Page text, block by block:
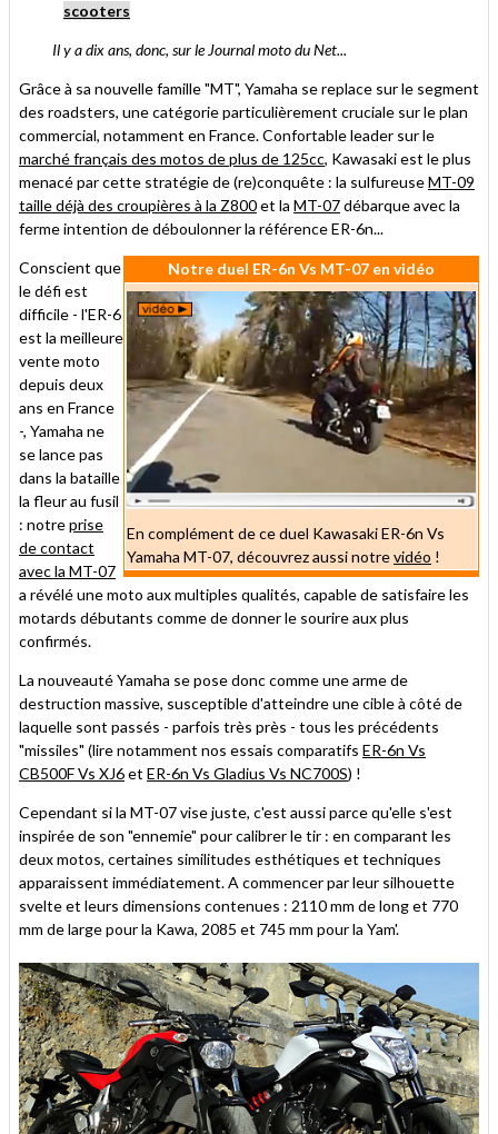
scooters
Il y a dix ans, donc, sur le Journal moto du Net...
Grâce à sa nouvelle famille "MT", Yamaha se replace sur le segment
des roadsters, une catégorie particulièrement cruciale sur le plan
commercial, notamment en France. Confortable leader sur le
marché français des motos de plus de 125cc, Kawasaki est le plus
menacé par cette stratégie de (re)conquête : la sulfureuseMT-09
taille déjà des croupières à la Z800et la MT-07débarque avec la
ferme intention de déboulonner la référence ER-6n...
Notre duel ER-6n Vs MT-07 en vidéo
En complément de ce duel Kawasaki ER-6n Vs
Yamaha MT-07, découvrez aussi notrevidéo !
Conscient que
le défi est
difficile - l'ER-6
est la meilleure
vente moto
depuis deux
ans en France
-, Yamaha ne
se lance pas
dans la bataille
la fleur au fusil
: notreprise
de contact
avec la MT-07
a révélé une moto aux multiples qualités, capable de satisfaire les
motards débutants comme de donner le sourire aux plus
confirmés.
La nouveauté Yamaha se pose donc comme une arme de
destruction massive, susceptible d'atteindre une cible à côté de
laquelle sont passés - parfois très près - tous les précédents
"missiles" (lire notamment nos essais comparatifs ER-6n Vs
CB500F Vs XJ6et ER-6n Vs Gladius Vs NC700S) !
Cependant si la MT-07 vise juste, c'est aussi parce qu'elle s'est
inspirée de son "ennemie" pour calibrer le tir : en comparant les
deux motos, certaines similitudes esthétiques et techniques
apparaissent immédiatement. A commencer par leur silhouette
svelte et leurs dimensions contenues : 2110 mm de long et 770
mm de large pour la Kawa, 2085 et 745 mm pour la Yam'.